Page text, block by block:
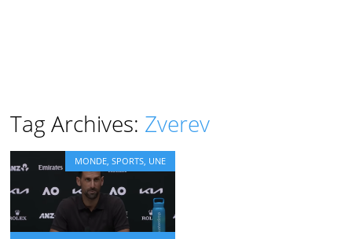
Tag Archives: Zverev
MONDE ,SPORTS UNE